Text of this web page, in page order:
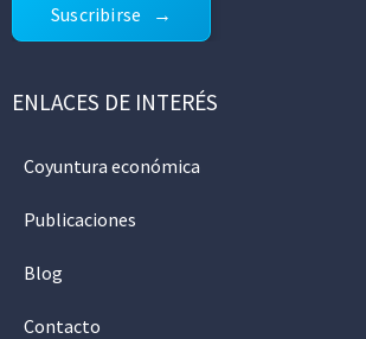
Suscribirse
ENLACES DE INTERÉS
Coyuntura económica
Publicaciones
Blog
Contacto